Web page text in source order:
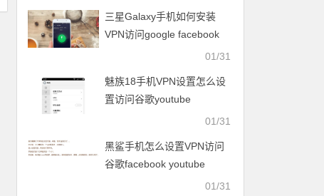
三星Galaxy手机如何安装
VPN访问google facebook
01/31
魅族18手机VPN设置怎么设
置访问谷歌youtube
01/31
黑鲨手机怎么设置VPN访问
谷歌facebook youtube
01/31